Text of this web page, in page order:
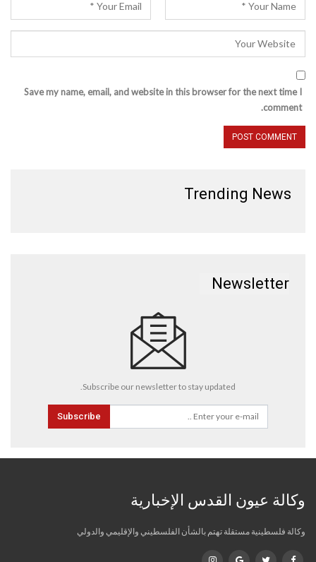
Save my name, email, and website in this browser for the next time I
comment.
Trending News
Newsletter
Subscribe our newsletter to stay updated.
Subscribe
وكالة عيون القدس الإخبارية
وكالة فلسطينية مستقلة تهتم بالشأن الفلسطيني والإقليمي والدولي